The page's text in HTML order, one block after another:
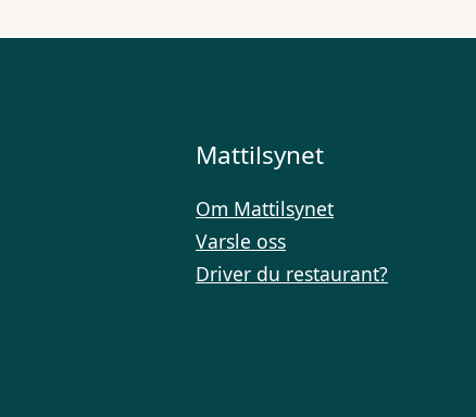
Mattilsynet
Om Mattilsynet
Varsle oss
Driver du restaurant?